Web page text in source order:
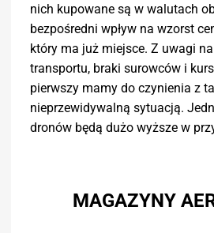
nich kupowane są w walutach
bezpośredni wpływ na wzorst
który ma już miejsce. Z uwagi
transportu, braki surowców i
pierwszy mamy do czynienia z
nieprzewidywalną sytuacją.
dronów będą dużo wyższe w
MAGAZYNY